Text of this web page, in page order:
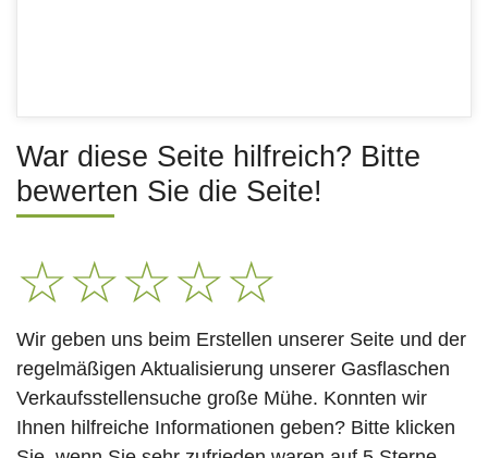
War diese Seite hilfreich? Bitte
bewerten Sie die Seite!
☆☆☆☆☆
Wir geben uns beim Erstellen unserer Seite und der
regelmäßigen Aktualisierung unserer Gasflaschen
Verkaufsstellensuche große Mühe. Konnten wir
Ihnen hilfreiche Informationen geben? Bitte klicken